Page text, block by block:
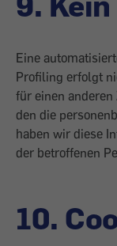
Eine
Profiling erfolgt
für einen
den die
haben wir diese
der betroffenen
10.